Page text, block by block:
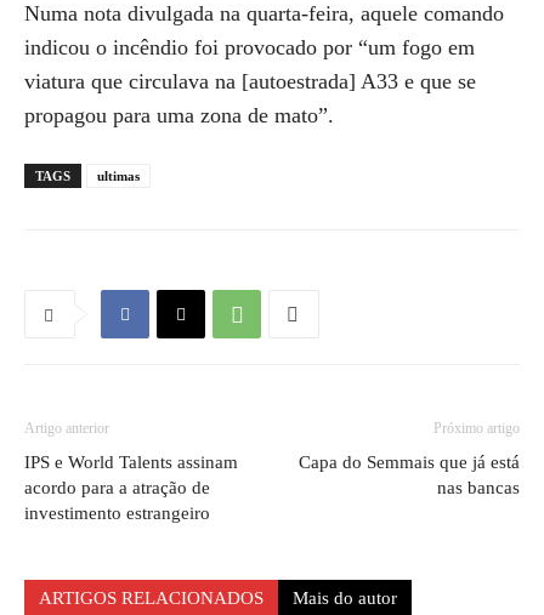
Numa nota divulgada na quarta-feira, aquele comando
indicou o incêndio foi provocado por “um fogo em
viatura que circulava na [autoestrada] A33 e que se
propagou para uma zona de mato”.
TAGS ultimas
Artigo anterior
IPS e World Talents assinam
acordo para a atração de
investimento estrangeiro
Próximo artigo
Capa do Semmais que já está
nas bancas
ARTIGOS RELACIONADOS Mais do autor